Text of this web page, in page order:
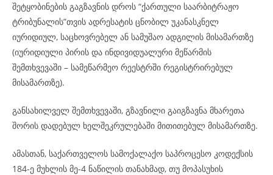
შეტყობინების გაგზავნის დროს “ქართული საარბიტრაჟო
ტრიბუნალის”თვის ადრესატის ცნობილ უკანასკნელ
იურიდიულ, საცხოვრებელ ან სამუშაო ადგილის მისამართზე
(იურიდიული პირის და ინდივიდუალური მეწარმის
შემთხვევაში – სამეწარმეო რეესტრში რეგისტრირებულ
მისამართზე).
განსახილველ შემთხვევაში, გზავნილი გაიგზავნა მხარეთა
შორის დადებულ ხელშეკრულებაში მითითებულ მისამართზე.
ამასთან, საქართველოს სამოქალაქო საპროცესო კოდექსის
184-ე მუხლის მე-4 ნაწილის თანახმად, თუ მოპასუხის